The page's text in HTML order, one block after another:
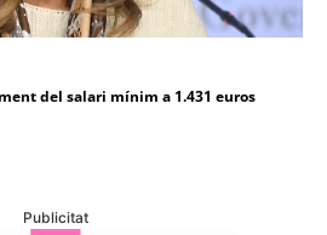
del salari mínim a 1.431 euros
Publicitat